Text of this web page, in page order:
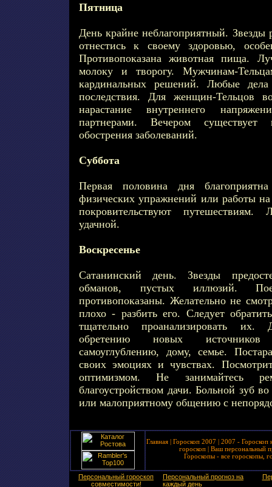
Пятница
День крайне неблагоприятный. Звезды
отнестись к своему здоровью,
Противопоказана животная пища.
молоку и творогу. Мужчинам-
кардинальных решений. Любые дела
последствия. Для женщин-Тельцов
нарастание внутреннего
партнерами. Вечером существует
обострения заболеваний.
Суббота
Первая половина дня
физических упражнений или работы
покровительствуют путешествиям.
удачной.
Воскресенье
Сатанинский день. Звезды
обманов, пустых иллюзий.
противопоказаны. Желательно не
плохо - разбить его. Следует
тщательно проанализировать их.
обретению новых
самоуглублению, дому, семье.
своих эмоциях и чувствах.
оптимизмом. Не занимайтесь
благоустройством дачи. Больной зуб
или малоприятному общению с
Главная | Гороскоп 2007 | 2007 - Гороскоп
гороскоп| Ваш персональный
Гороскопы - все гороскопы,
Персональный гороскоп
совместимости!
Персональный прогноз на
каждый день